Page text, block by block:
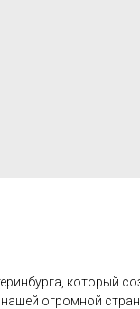
огромной